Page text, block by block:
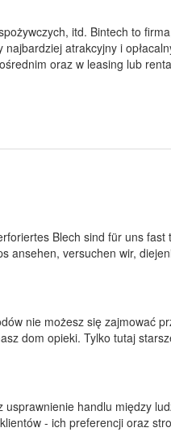
itd. Bintech to
atrakcyjny i
oraz w leasing lub
Blech sind für uns
ansehen, versuchen wir,
nie możesz się zajmować
dom opieki. Tylko tutaj
handlu między
- ich preferencji oraz